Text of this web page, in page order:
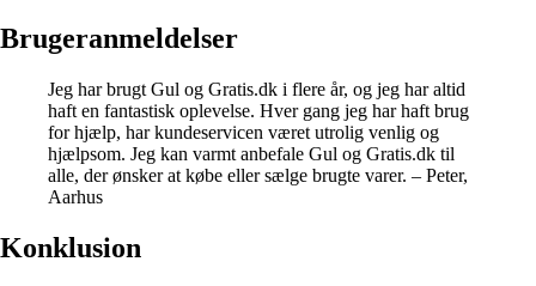
Brugeranmeldelser
Jeg har brugt Gul og Gratis.dk i flere år, og jeg har altid
haft en fantastisk oplevelse. Hver gang jeg har haft brug
for hjælp, har kundeservicen været utrolig venlig og
hjælpsom. Jeg kan varmt anbefale Gul og Gratis.dk til
alle, der ønsker at købe eller sælge brugte varer. – Peter,
Aarhus
Konklusion